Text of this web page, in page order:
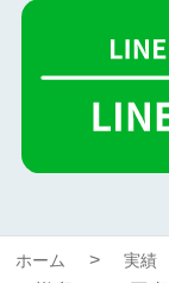
ホーム 実績